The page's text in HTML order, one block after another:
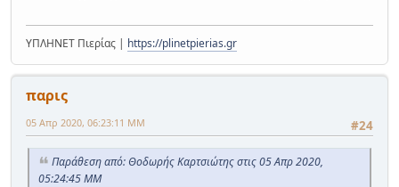
ΥΠΛΗΝΕΤ Πιερίας | https://plinetpierias.gr
παρις
#24
05 Απρ 2020, 06:23:11 ΜΜ
Παράθεση από: Θοδωρής Καρτσιώτης στις 05 Απρ 2020,
05:24:45 ΜΜ